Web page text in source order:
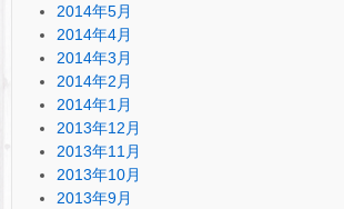
2014年5月
2014年4月
2014年3月
2014年2月
2014年1月
2013年12月
2013年11月
2013年10月
2013年9月